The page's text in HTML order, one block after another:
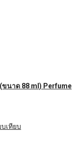
ขนาด 88 ml) Perfume
บเทียบ